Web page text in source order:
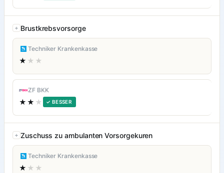
Brustkrebsvorsorge
Techniker Krankenkasse
★ ★★
ZF BKK
★★ ★ ✓ BESSER
Zuschuss zu ambulanten Vorsorgekuren
Techniker Krankenkasse
★ ★★